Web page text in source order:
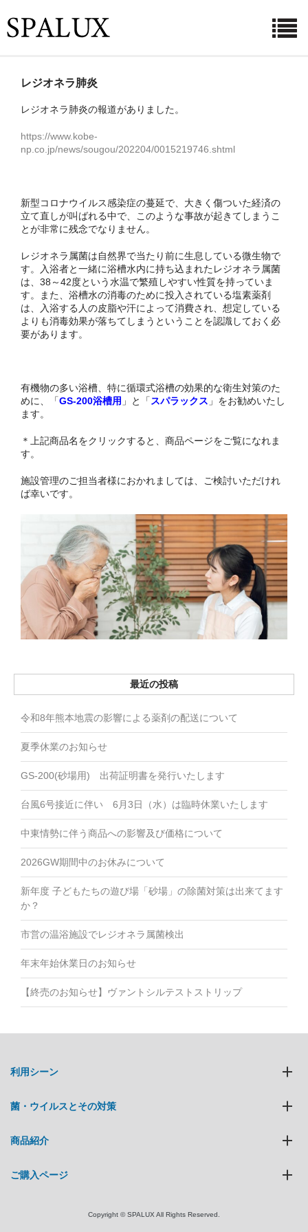
利用シーン
ご購入ページ
よくある質問
会社概要
お問い合わせ
レジオネラ肺炎
レジオネラ肺炎の報道がありました。
https://www.kobe-
np.co.jp/news/sougou/202204/0015219746.shtml
新型コロナウイルス感染症の蔓延で、大きく傷ついた経済の
立て直しが叫ばれる中で、このような事故が起きてしまうこ
とが非常に残念でなりません。
レジオネラ属菌は自然界で当たり前に生息している微生物で
す。入浴者と一緒に浴槽水内に持ち込まれたレジオネラ属菌
は、38～42度という水温で繁殖しやすい性質を持っていま
す。また、浴槽水の消毒のために投入されている塩素薬剤
は、入浴する人の皮脂や汗によって消費され、想定している
よりも消毒効果が落ちてしまうということを認識しておく必
要があります。
有機物の多い浴槽、特に循環式浴槽の効果的な衛生対策のた
めに、「GS-200浴槽用 」と「 スパラックス 」をお勧めいたし
ます。
＊上記商品名をクリックすると、商品ページをご覧になれま
す。
施設管理のご担当者様におかれましては、ご検討いただけれ
ば幸いです。
最近の投稿
令和8年熊本地震の影響による薬剤の配送について
夏季休業のお知らせ
GS-200(砂場用) 出荷証明書を発行いたします
台風6号接近に伴い 6月3日（水）は臨時休業いたします
中東情勢に伴う商品への影響及び価格について
2026GW期間中のお休みについて
新年度 子どもたちの遊び場「砂場」の除菌対策は出来てます
か？
市営の温浴施設でレジオネラ属菌検出
年末年始休業日のお知らせ
【終売のお知らせ】ヴァントシルテストストリップ
利用シーン
菌・ウイルスとその対策
商品紹介
ご購入ページ
Copyright © SPALUX All Rights Reserved.